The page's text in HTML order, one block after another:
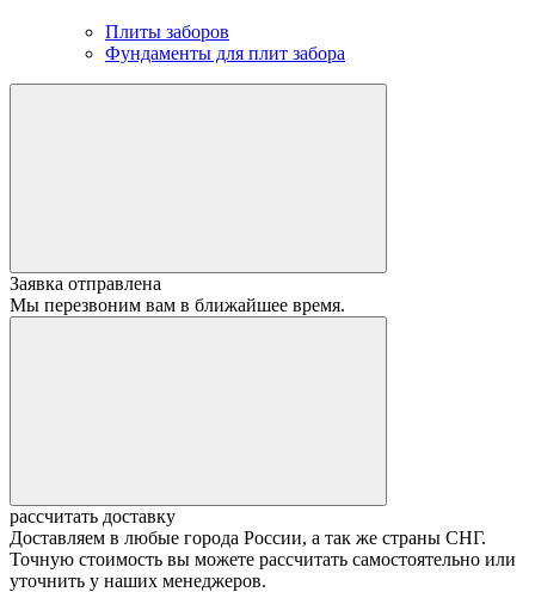
Плиты заборов
Фундаменты для плит забора
Заявка отправлена
Мы перезвоним вам в ближайшее время.
рассчитать доставку
Доставляем в любые города России, а так же страны СНГ.
Точную стоимость вы можете рассчитать самостоятельно или
уточнить у наших менеджеров.